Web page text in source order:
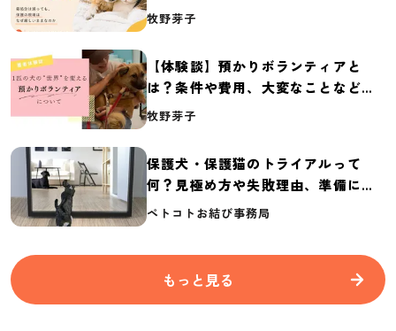
体の実態調査【保護犬・保護猫白書
牧野芽子
【体験談】預かりボランティアと
は？条件や費用、大変なことなど紹
介
牧野芽子
保護犬・保護猫のトライアルって
何？見極め方や失敗理由、準備に必
要なものを紹介
ペトコトお結び事務局
もっと見る